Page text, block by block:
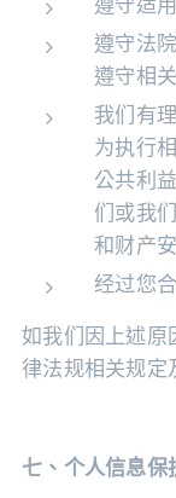
遵守适
遵守法
遵守相
我们有
为执行
公共利
们或我
和财产
经过您
如我们因上述原
律法规相关规定
七、个人信息保